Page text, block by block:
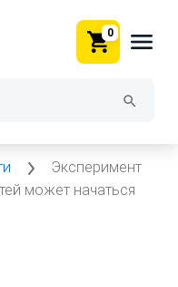
0
Эксперимент
может начаться